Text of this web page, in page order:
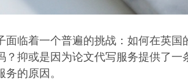
面临着一个普遍的挑战：如何在英
抑或是因为论文代写服务提供了
的原因。